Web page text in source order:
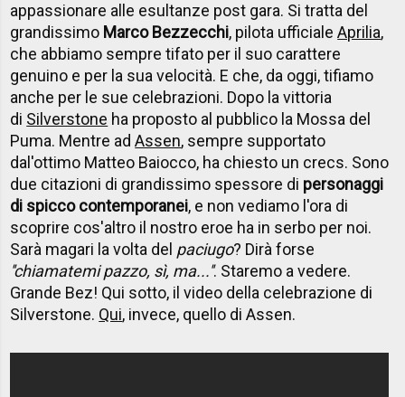
appassionare alle esultanze post gara. Si tratta del
grandissimo Marco Bezzecchi, pilota ufficialeAprilia,
che abbiamo sempre tifato per il suo carattere
genuino e per la sua velocità. E che, da oggi, tifiamo
anche per le sue celebrazioni. Dopo la vittoria
di Silverstone ha proposto al pubblico la Mossa del
Puma. Mentre adAssen, sempre supportato
dal'ottimo Matteo Baiocco, ha chiesto un crecs. Sono
due citazioni di grandissimo spessore di personaggi
di spicco contemporanei, e non vediamo l'ora di
scoprire cos'altro il nostro eroe ha in serbo per noi.
Sarà magari la volta del paciugo? Dirà forse
''chiamatemi pazzo, sì, ma...''. Staremo a vedere.
Grande Bez! Qui sotto, il video della celebrazione di
Silverstone. Qui, invece, quello di Assen.